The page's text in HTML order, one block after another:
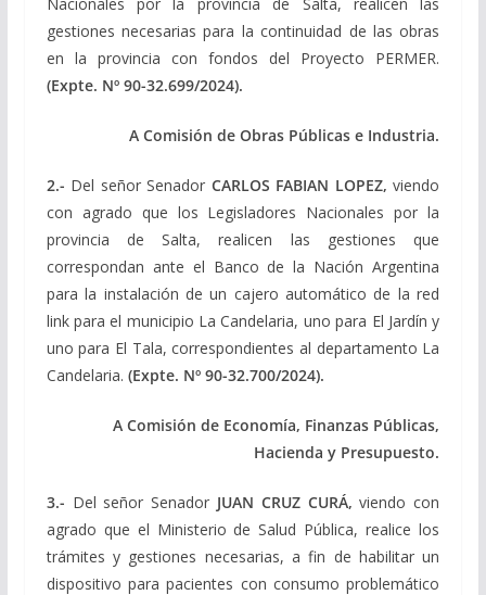
gestiones necesarias para la continuidad de las obras
en la provincia con fondos del Proyecto PERMER.
(Expte. Nº 90-32.699/2024).
A Comisión de Obras Públicas e Industria.
2.- Del señor Senador CARLOS FABIAN LOPEZ, viendo
con agrado que los Legisladores Nacionales por la
provincia de Salta, realicen las gestiones que
correspondan ante el Banco de la Nación Argentina
para la instalación de un cajero automático de la red
link para el municipio La Candelaria, uno para El Jardín y
uno para El Tala, correspondientes al departamento La
Candelaria. (Expte. Nº 90-32.700/2024).
A Comisión de Economía, Finanzas Públicas,
Hacienda y Presupuesto.
3.- Del señor Senador JUAN CRUZ CURÁ, viendo con
agrado que el Ministerio de Salud Pública, realice los
trámites y gestiones necesarias, a fin de habilitar un
dispositivo para pacientes con consumo problemático